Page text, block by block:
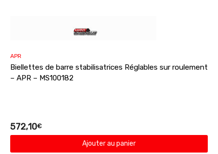
APR
Biellettes de barre stabilisatrices Réglables sur roulement
– APR – MS100182
572,10€
Ajouter au panier